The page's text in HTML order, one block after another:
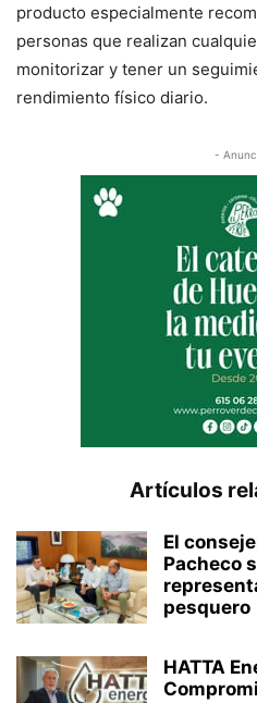
producto especialmente
personas que realizan
monitorizar y tener un
rendimiento físico diario.
-
Artículos
El
Pacheco
pesquero
HATTA